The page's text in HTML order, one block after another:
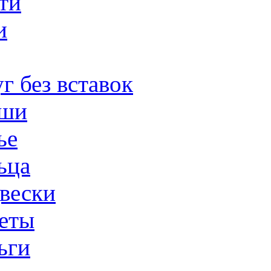
без вставок